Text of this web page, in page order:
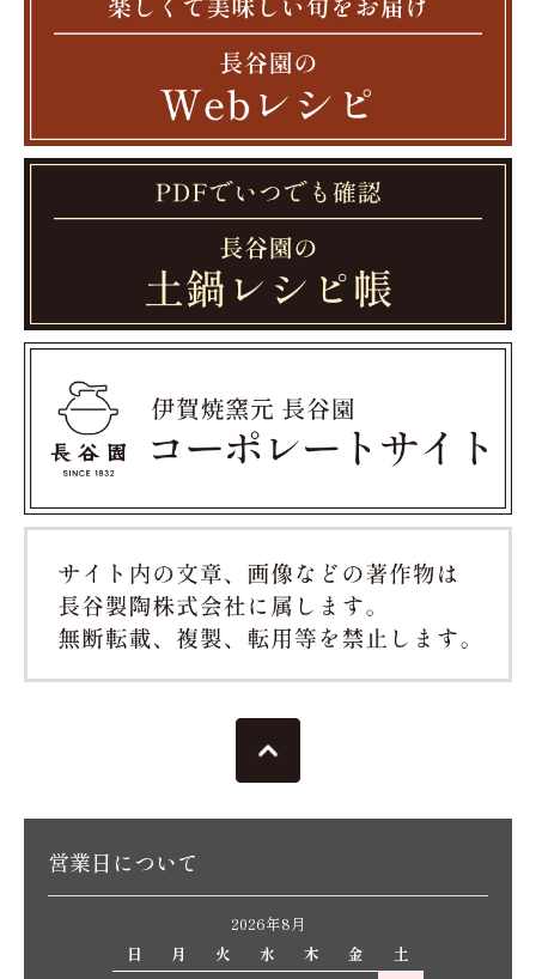
営業日について
2026年8月
日
月 火 水 木 金
土